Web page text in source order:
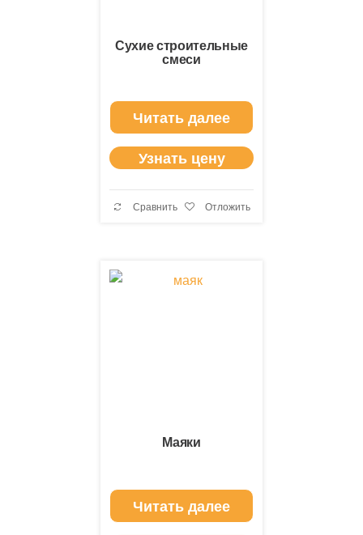
Сухие строительные
смеси
Читать далее
Узнать цену
Сравнить Отложить
Маяки
Читать далее